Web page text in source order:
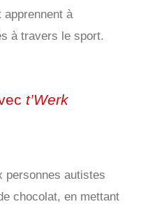
à
à travers le sport.
t’Werk
personnes autistes
chocolat, en mettant